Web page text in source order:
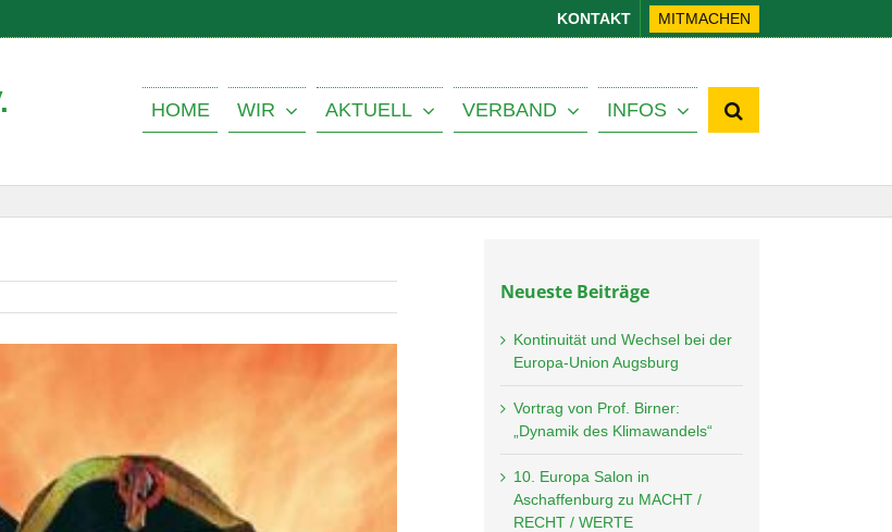
KONTAKT MITMACHEN
HOME WIR AKTUELL VERBAND INFOS
Neueste Beiträge
Kontinuität und Wechsel bei der
Europa-Union Augsburg
Vortrag von Prof. Birner:
„Dynamik des Klimawandels“
10. Europa Salon in
Aschaffenburg zu MACHT /
RECHT / WERTE